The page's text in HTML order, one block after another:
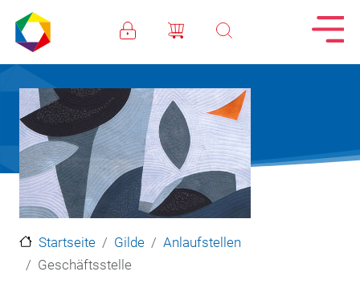
Direkt zum Inhalt
Startseite Gilde
Anlaufstellen
Geschäftsstelle